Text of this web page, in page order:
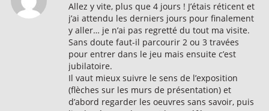
Allez y vite, plus que 4 jours ! J’étais réticent et
j’ai attendu les derniers jours pour finalement
y aller… je n’ai pas regretté du tout ma visite.
Sans doute faut-il parcourir 2 ou 3 travées
pour entrer dans le jeu mais ensuite c’est
jubilatoire.
Il vaut mieux suivre le sens de l’exposition
(flèches sur les murs de présentation) et
d’abord regarder les oeuvres sans savoir, puis